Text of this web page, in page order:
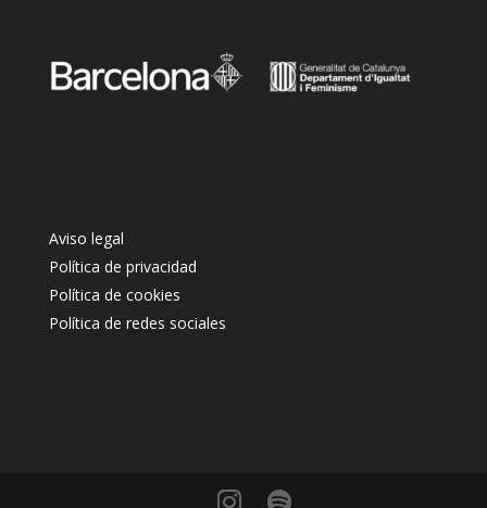
Aviso legal
Política de privacidad
Política de cookies
Política de redes sociales